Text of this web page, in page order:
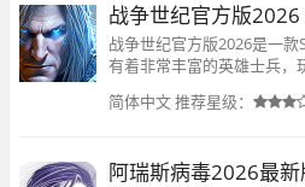
战争世纪官方版
战争世纪官方版2026是一
有着非常丰富的英雄士兵，
英雄都有自己独特的属性和
简体中文推荐星级：
阿瑞斯病毒2026最